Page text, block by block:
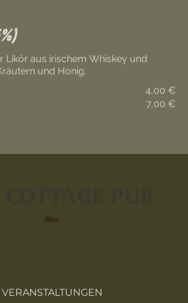
Likör aus irischem Whiskey und
und Honig.
4,00 €
7,00 €
Bar
VERANSTALTUNGEN